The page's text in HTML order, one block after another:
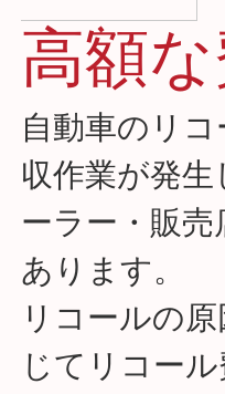
高額
自動車のリ
収作業が発
ーラー・販
あります。
リコールの
じてリコー